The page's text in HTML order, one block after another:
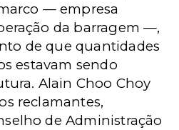
— empresa
da barragem —,
de que quantidades
estavam sendo
Alain Choo Choy
reclamantes,
de Administração